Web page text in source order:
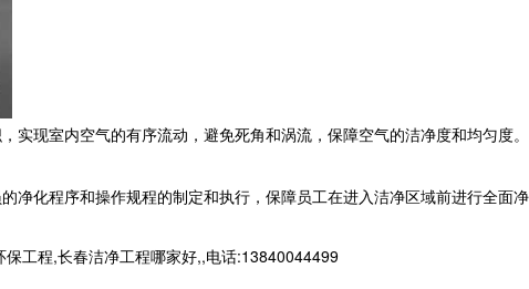
现室内空气的有序流动，避免死角和涡流，保障空气的洁净度和均匀度。
净化程序和操作规程的制定和执行，保障员工在进入洁净区域前进行全面净
工程,长春洁净工程哪家好,,电话:13840044499